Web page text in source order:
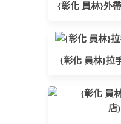
{彰化 員林}外
{彰化 員林}拉